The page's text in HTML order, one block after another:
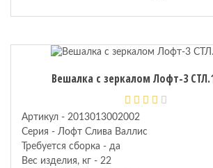
Вешалка с зеркалом Лофт-3
Артикул - 2013013002002
Серия - Лофт Слива Валлис
Требуется сборка - да
Вес изделия, кг - 22